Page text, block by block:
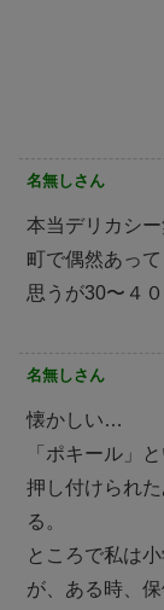
名無しさん
本当デリカシ
町で偶然あっ
思うが30〜４
名無しさん
懐かしい…
「ポキール」
押し付けられ
る。
ところで私は
が、ある時、